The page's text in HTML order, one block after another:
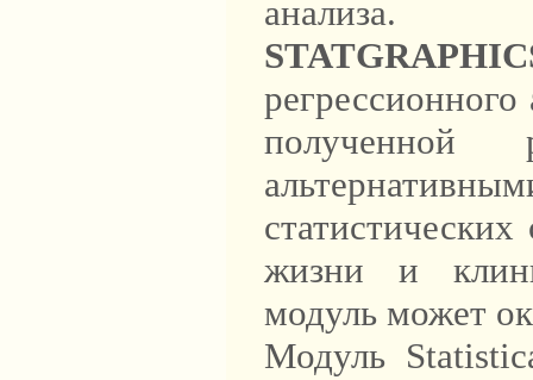
анализа.
регрессионного
полученной
жизни и
модуль может
Модуль